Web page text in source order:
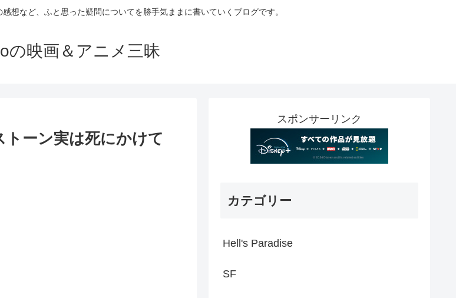
想など、ふと思った疑問についてを勝手気ままに書いていくブログです。
の映画＆アニメ三昧
トーン実は死にかけて
スポンサーリンク
カテゴリー
Hell's Paradise
SF